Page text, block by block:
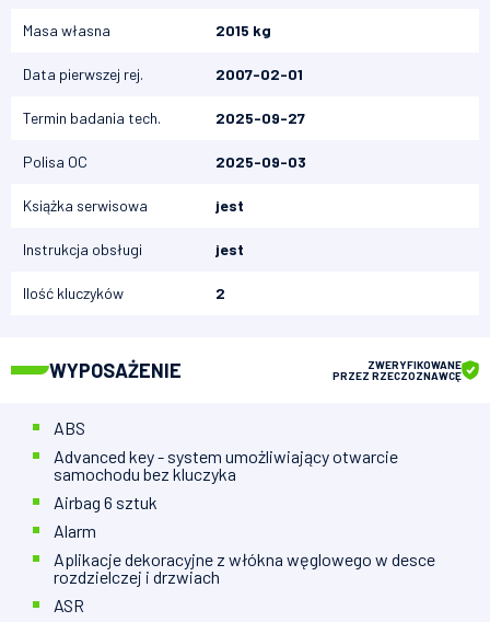
Masa własna 2015 kg
Data pierwszej rej. 2007-02-01
Termin badania tech. 2025-09-27
Polisa OC 2025-09-03
Książka serwisowa jest
Instrukcja obsługi jest
Ilość kluczyków 2
WYPOSAŻENIE
ZWERYFIKOWANE
PRZEZ RZECZOZNAWCĘ
ABS
Advanced key - system umożliwiający otwarcie
samochodu bez kluczyka
Airbag 6 sztuk
Alarm
Aplikacje dekoracyjne z włókna węglowego w desce
rozdzielczej i drzwiach
ASR